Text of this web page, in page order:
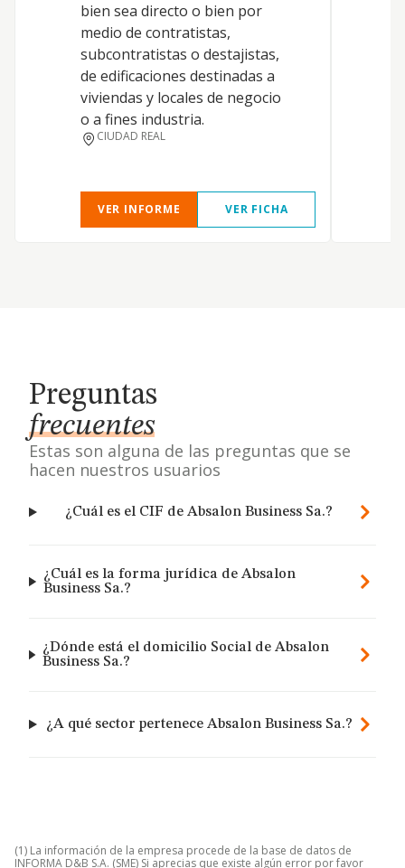
bien sea directo o bien por
medio de contratistas,
subcontratistas o destajistas,
de edificaciones destinadas a
viviendas y locales de negocio
o a fines industria.
CIUDAD REAL
VER INFORME VER FICHA
Preguntas
frecuentes
Estas son alguna de las preguntas que se
hacen nuestros usuarios
¿Cuál es el CIF de Absalon Business Sa.?
¿Cuál es la forma jurídica de Absalon
Business Sa.?
¿Dónde está el domicilio Social de Absalon
Business Sa.?
¿A qué sector pertenece Absalon Business Sa.?
(1) La información de la empresa procede de la base de datos de
INFORMA D&B S.A. (SME) Si aprecias que existe algún error por favor